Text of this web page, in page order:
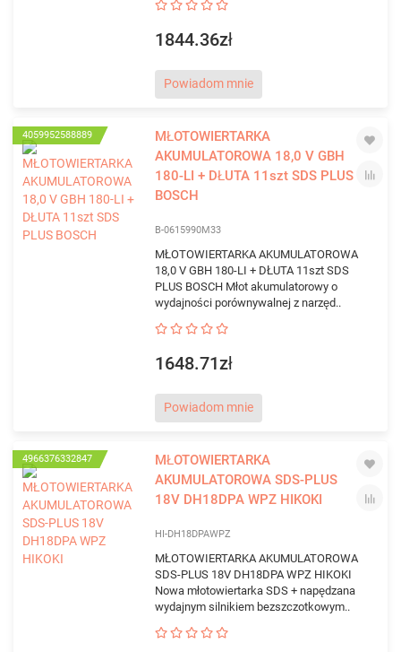
1844.36zł
Powiadom mnie
4059952588889
MŁOTOWIERTARKA
AKUMULATOROWA 18,0 V GBH
180-LI + DŁUTA 11szt SDS PLUS
BOSCH
B-0615990M33
MŁOTOWIERTARKA AKUMULATOROWA
18,0 V GBH 180-LI + DŁUTA 11szt SDS
PLUS BOSCH Młot akumulatorowy o
wydajności porównywalnej z narzęd..
1648.71zł
Powiadom mnie
4966376332847
MŁOTOWIERTARKA
AKUMULATOROWA SDS-PLUS
18V DH18DPA WPZ HIKOKI
HI-DH18DPAWPZ
MŁOTOWIERTARKA AKUMULATOROWA
SDS-PLUS 18V DH18DPA WPZ HIKOKI
Nowa młotowiertarka SDS + napędzana
wydajnym silnikiem bezszczotkowym..